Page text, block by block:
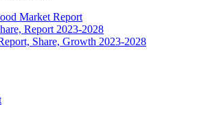
Market Report
Report 2023-2028
Share, Growth 2023-2028